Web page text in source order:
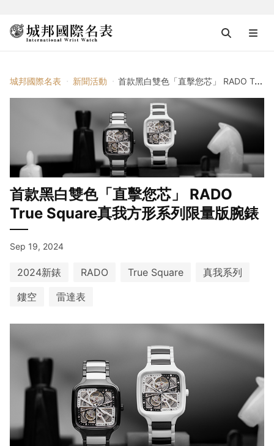
城邦國際名表 新聞活動 首款黑白雙色「直擊您芯」 RADO True Square真我方形系列限量版腕錶
首款黑白雙色「直擊您芯」 RADO
True Square真我方形系列限量版腕錶
Sep 19, 2024
2024新錶 RADO True Square
真我系列
鏤空
雷達表